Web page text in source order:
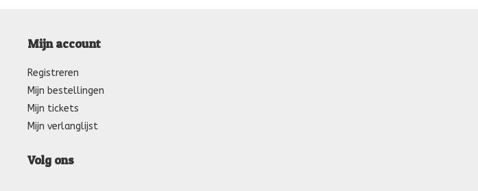
Mijn account
Registreren
Mijn bestellingen
Mijn tickets
Mijn verlanglijst
Volg ons